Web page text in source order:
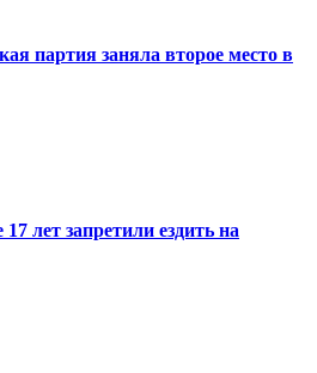
партия заняла второе место в
лет запретили ездить на